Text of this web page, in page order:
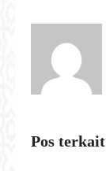
Pos terkait